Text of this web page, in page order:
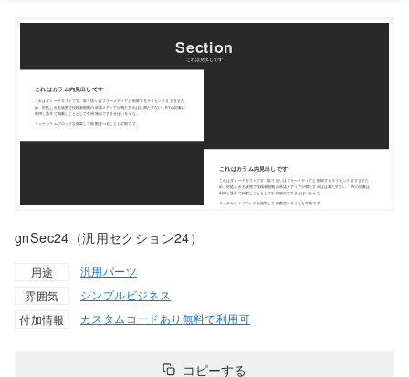
gnSec24（汎用セクション24）
用途
汎用パーツ
雰囲気
シンプルビジネス
付加情報
カスタムコードあり 無料で利用可
コピーする